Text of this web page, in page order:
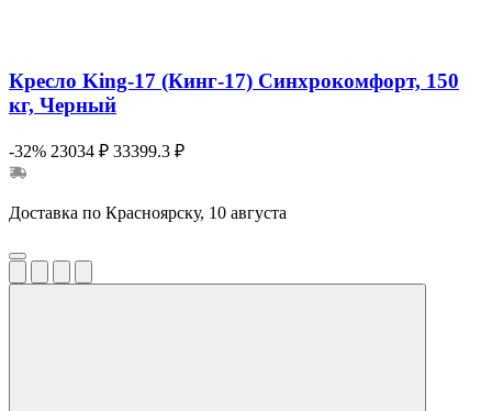
Кресло King-17 (Кинг-17) Синхрокомфорт, 150
кг, Черный
-32% 23034 ₽ 33399.3 ₽
Доставка по Красноярску, 10 августа